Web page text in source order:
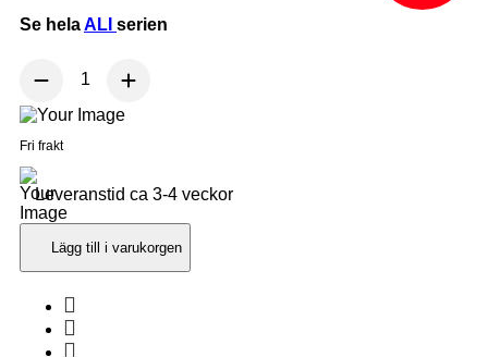
Se helaALI serien
Fri frakt
Leveranstid ca 3-4 veckor
Lägg till i varukorgen